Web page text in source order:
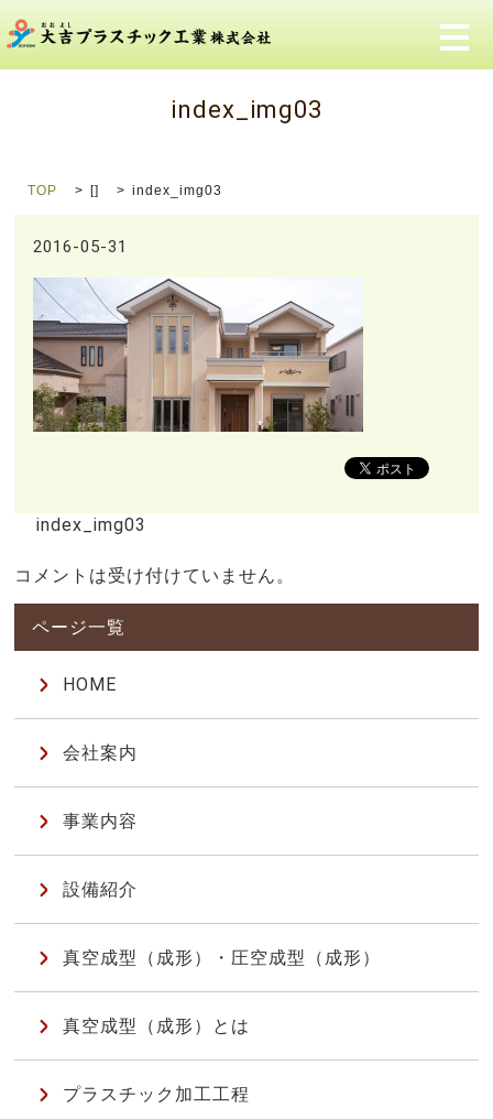
メ
index_img03
TOP [] index_img03
2016-05-31
index_img03
コメントは受け付けていません。
HOME
会社案内
事業内容
設備紹介
真空成型（成形）・圧空成型（成形）
真空成型（成形）とは
プラスチック加工工程